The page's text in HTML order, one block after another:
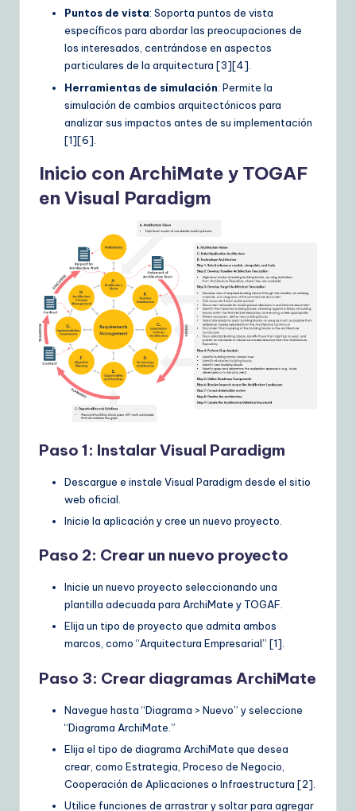
Puntos de vista: Soporta puntos de vista
específicos para abordar las preocupaciones de
los interesados, centrándose en aspectos
particulares de la arquitectura [3][4].
Herramientas de simulación: Permite la
simulación de cambios arquitectónicos para
analizar sus impactos antes de su implementación
[1][6].
Inicio con ArchiMate y TOGAF
en Visual Paradigm
Paso 1: Instalar Visual Paradigm
Descargue e instale Visual Paradigm desde el sitio
web oficial.
Inicie la aplicación y cree un nuevo proyecto.
Paso 2: Crear un nuevo proyecto
Inicie un nuevo proyecto seleccionando una
plantilla adecuada para ArchiMate y TOGAF.
Elija un tipo de proyecto que admita ambos
marcos, como “Arquitectura Empresarial” [1].
Paso 3: Crear diagramas ArchiMate
Navegue hasta “Diagrama > Nuevo” y seleccione
“Diagrama ArchiMate.”
Elija el tipo de diagrama ArchiMate que desea
crear, como Estrategia, Proceso de Negocio,
Cooperación de Aplicaciones o Infraestructura [2].
Utilice funciones de arrastrar y soltar para agregar